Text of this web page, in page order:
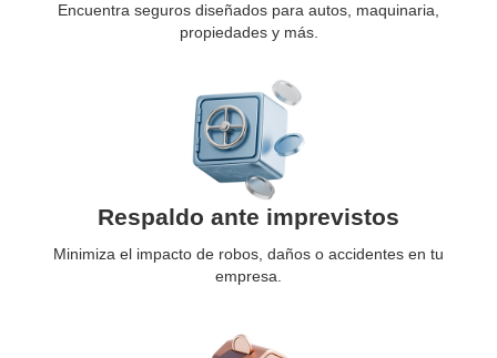
Encuentra seguros diseñados para autos, maquinaria,
propiedades y más.
Respaldo ante imprevistos
Minimiza el impacto de robos, daños o accidentes en tu
empresa.